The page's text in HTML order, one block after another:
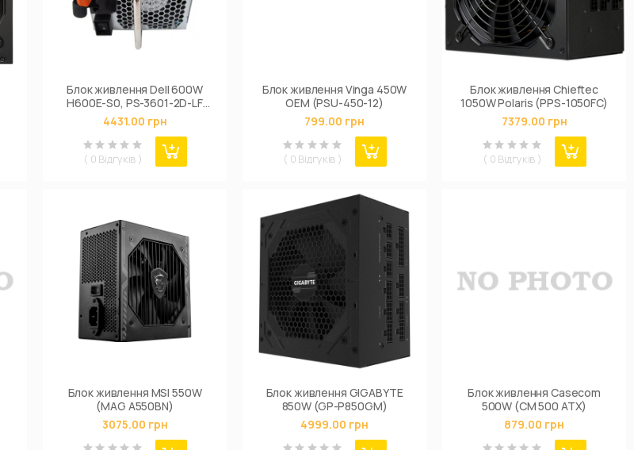
Блок живлення Dell 600W
H600E-S0, PS-3601-2D-LF
T307M REF (# GV5NH/REF
#)
4431.00 грн
( 0 Відгуків )
Блок живлення Vinga 450W
ОЕМ (PSU-450-12)
799.00 грн
( 0 Відгуків )
Блок живлення Chieftec
1050W Polaris (PPS-1050FC)
7379.00 грн
( 0 Відгуків )
Блок живлення MSI 550W
(MAG A550BN)
3075.00 грн
Блок живлення GIGABYTE
850W (GP-P850GM)
4999.00 грн
Блок живлення Casecom
500W (CM 500 ATX)
879.00 грн